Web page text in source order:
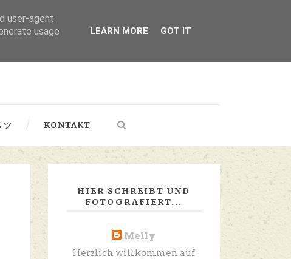
KONTAKT
HIER SCHREIBT UND
FOTOGRAFIERT...
Melly
Herzlich willkommen auf
user-agent
usage
LEARN MORE GOT IT